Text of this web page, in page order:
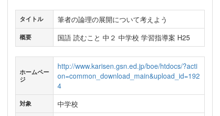
タイトル 筆者の論理の展開について考えよう
概要 国語 読むこと 中２ 中学校 学習指導案 H25
ホームペー
ジ
http://www.karisen.gsn.ed.jp/boe/htdocs/?acti
on=common_download_main&upload_id=192
4
対象 中学校